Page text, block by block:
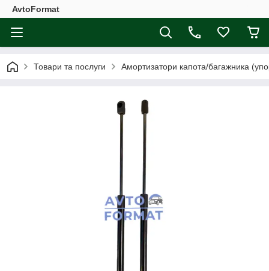
AvtoFormat
Товари та послуги Амортизатори капота/багажника